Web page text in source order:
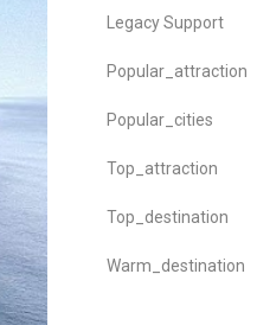
Legacy Support
Popular_attraction
Popular_cities
Top_attraction
Top_destination
Warm_destination